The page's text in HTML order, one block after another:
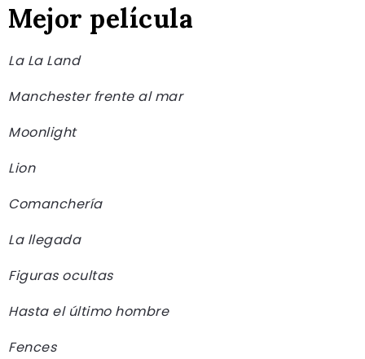
Mejor película
La La Land
Manchester frente al mar
Moonlight
Lion
Comanchería
La llegada
Figuras ocultas
Hasta el último hombre
Fences